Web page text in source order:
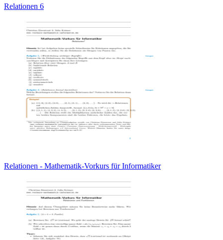
Relationen 6
Relationen - Mathematik-Vorkurs für Informatiker